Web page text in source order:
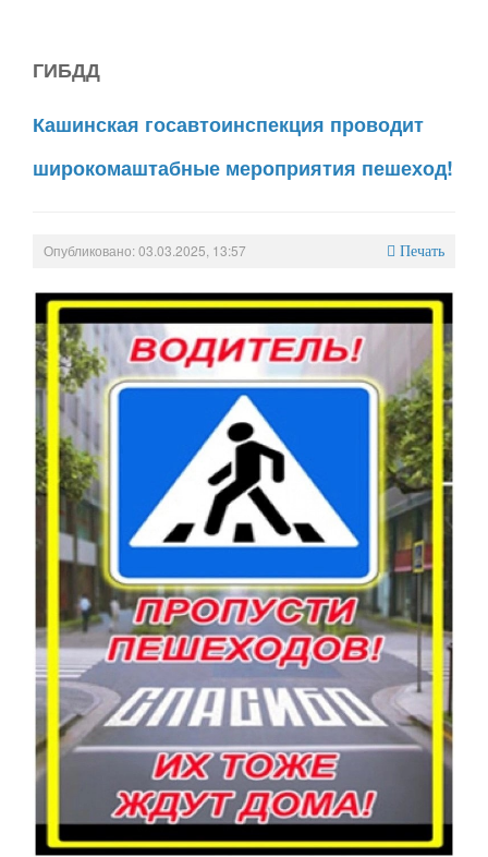
ГИБДД
Кашинская госавтоинспекция проводит
широкомаштабные мероприятия пешеход!
Опубликовано: 03.03.2025, 13:57 Печать